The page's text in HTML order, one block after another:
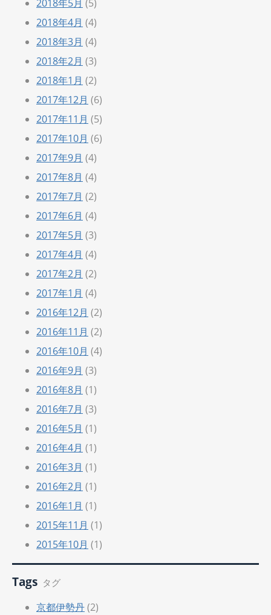
2018年5月 (5)
2018年4月 (4)
2018年3月 (4)
2018年2月 (3)
2018年1月 (2)
2017年12月 (6)
2017年11月 (5)
2017年10月 (6)
2017年9月 (4)
2017年8月 (4)
2017年7月 (2)
2017年6月 (4)
2017年5月 (3)
2017年4月 (4)
2017年2月 (2)
2017年1月 (4)
2016年12月 (2)
2016年11月 (2)
2016年10月 (4)
2016年9月 (3)
2016年8月 (1)
2016年7月 (3)
2016年5月 (1)
2016年4月 (1)
2016年3月 (1)
2016年2月 (1)
2016年1月 (1)
2015年11月 (1)
2015年10月 (1)
Tags タグ
京都伊勢丹(2)